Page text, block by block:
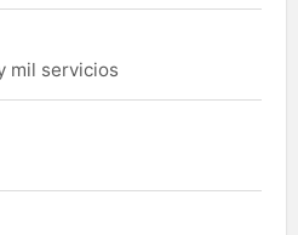
mil servicios